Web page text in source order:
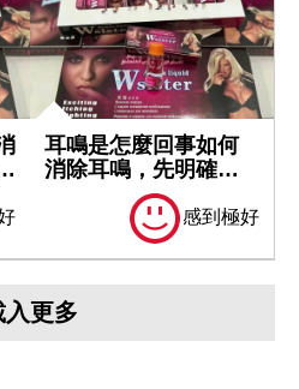
耳鳴是怎麼回事如何
消除耳鳴，先明確原
感到極好
入更多